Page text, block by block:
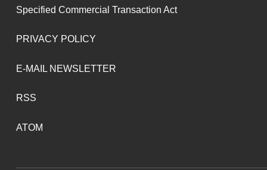
Specified Commercial Transaction Act
PRIVACY POLICY
E-MAIL NEWSLETTER
RSS
ATOM